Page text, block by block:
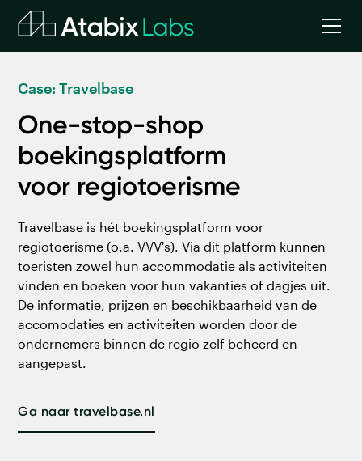
Case: Travelbase
One-stop-shop
boekingsplatform
voor regiotoerisme
Travelbase is hét boekingsplatform voor
regiotoerisme (o.a. VVV's). Via dit platform kunnen
toeristen zowel hun accommodatie als activiteiten
vinden en boeken voor hun vakanties of dagjes uit.
De informatie, prijzen en beschikbaarheid van de
accomodaties en activiteiten worden door de
ondernemers binnen de regio zelf beheerd en
aangepast.
Ga naar travelbase.nl